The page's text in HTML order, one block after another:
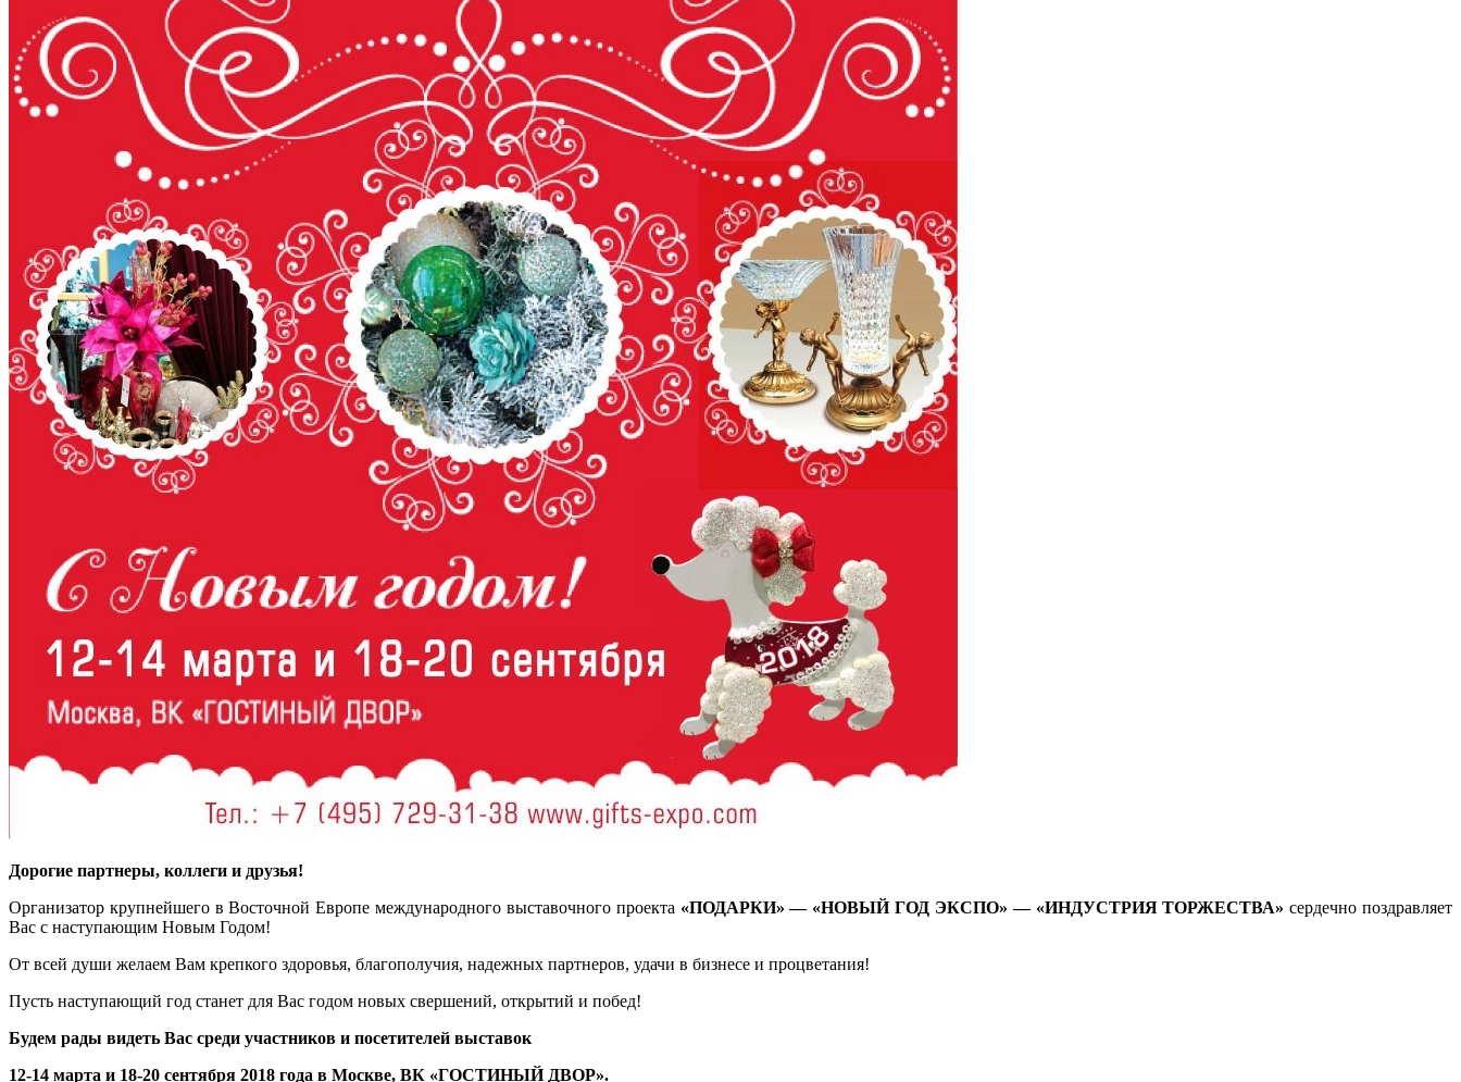
Дорогие партнеры, коллеги и друзья!
Организатор крупнейшего в Восточной Европе международного выставочного проекта «ПОДАРКИ» — «НОВЫЙ ГОД ЭКСПО»— «ИНДУСТРИЯ ТОРЖЕСТВА» сердечно поздравляет
Вас с наступающим Новым Годом!
От всей души желаем Вам крепкого здоровья, благополучия, надежных партнеров, удачи в бизнесе и процветания!
Пусть наступающий год станет для Вас годом новых свершений, открытий и побед!
Будем рады видеть Вас среди участников и посетителей выставок
12-14 марта и 18-20 сентября 2018 года в Москве, ВК «ГОСТИНЫЙ ДВОР».